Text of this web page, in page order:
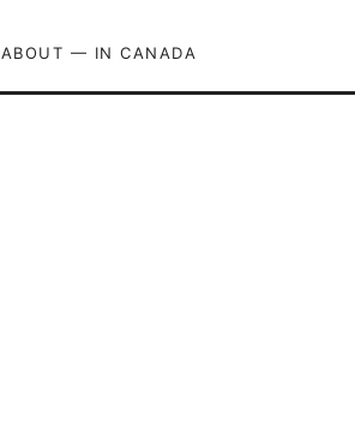
ABOUT — IN CANADA